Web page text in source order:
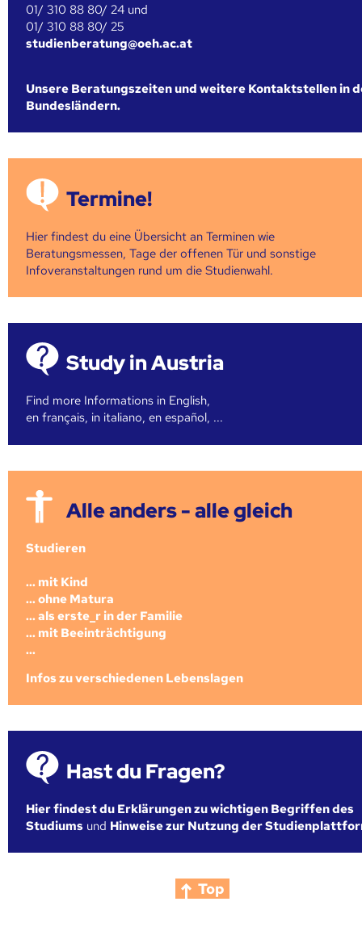
01/ 310 88 80/ 24 und
01/ 310 88 80/ 25
studienberatung@oeh.ac.at
Unsere Beratungszeiten und weitere Kontaktstellen in
Bundesländern.
Termine!
Hier findest du eine Übersicht an Terminen wie
Beratungsmessen, Tage der offenen Tür und sonstige
Infoveranstaltungen rund um die Studienwahl.
Study in Austria
Find more Informations in English,
en français, in italiano, en español, ...
Alle anders - alle gleich
Studieren
... mit Kind
... ohne Matura
... als erste_r in der Familie
... mit Beeinträchtigung
...
Infos zu verschiedenen Lebenslagen
Hast du Fragen?
Hier findest du Erklärungen zu wichtigen Begriffen des
Studiums und Hinweise zur Nutzung der
Top